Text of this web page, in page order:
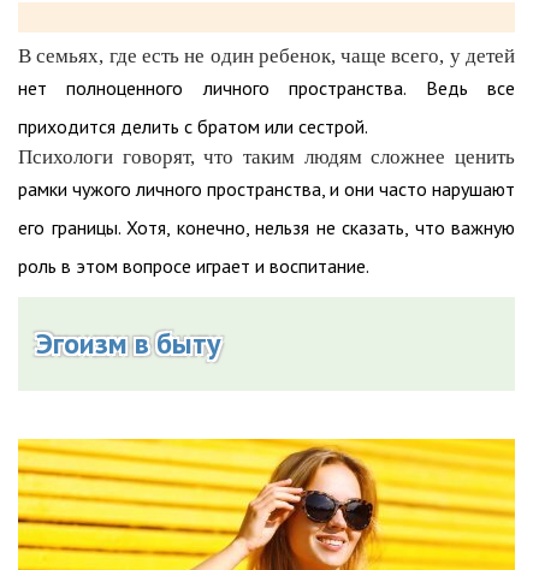
В семьях, где есть не один ребенок, чаще всего, у детей
нет полноценного личного пространства. Ведь все
приходится делить с братом или сестрой.
Психологи говорят, что таким людям сложнее ценить
рамки чужого личного пространства, и они часто нарушают
его границы. Хотя, конечно, нельзя не сказать, что важную
роль в этом вопросе играет и воспитание.
Эгоизм в быту